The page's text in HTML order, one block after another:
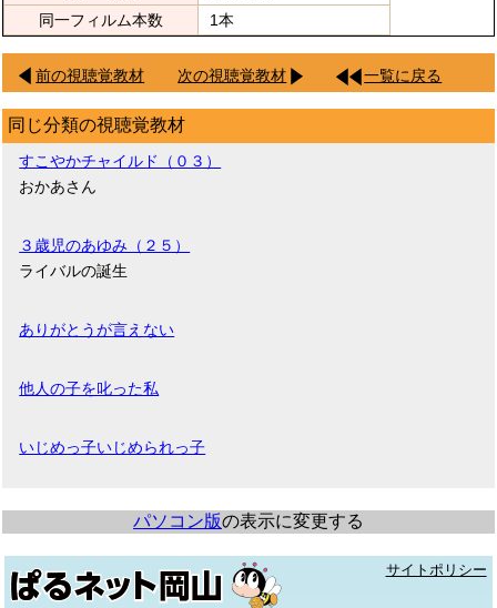
同一フィルム本数
1本
前の視聴覚教材 次の視聴覚教材 一覧に戻る
同じ分類の視聴覚教材
すこやかチャイルド（０３）
おかあさん
３歳児のあゆみ（２５）
ライバルの誕生
ありがとうが言えない
他人の子を叱った私
いじめっ子いじめられっ子
パソコン版の表示に変更する
サイトポリシー